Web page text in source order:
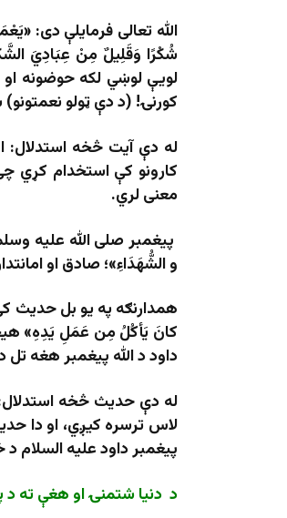
الله تعالی فرمایلې دی:
شُكْرًا وَقَلِيلٌ مِنْ عِبَادِيَ
لويې لوښي لکه حوضونه او
کورنۍ! (د دې ټولو
له دې آيت څخه استدلال:
کارونو کې استخدام کړي
معنی لري.
پیغمبر صلی الله علیه
و الشُّهَدَاءِ»؛ صادق او
همدارنګه په یو بل حدیث
کانَ یَأکُلُ مِن عَمَلِ یَدِهِ»
داود د الله پیغمبر هغه
له دې حدیث څخه
لاس ترسره کیږي، او دا
پیغمبر داود علیه السلام
د دنيا شتمنۍ او هغې ته د